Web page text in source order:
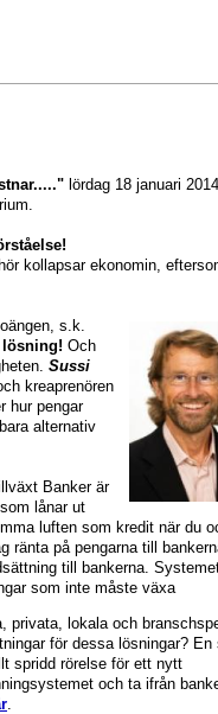
lördag 18 januari
kollapsar ekonomin,
s.k.
Och
Sussi
kreaprenören
hur pengar
alternativ
Banker är
lånar ut
luften som kredit när du
ränta på pengarna till
till bankerna.
som inte måste växa
privata, lokala och
för dessa lösningar? En
spridd rörelse för ett nytt
och ta ifrån